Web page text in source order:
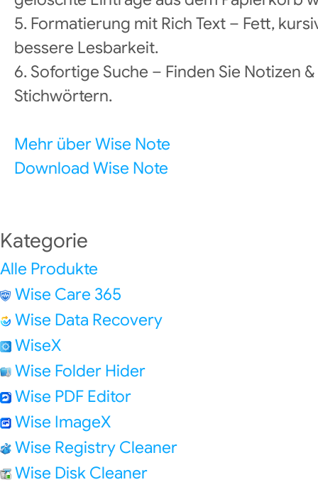
5. Formatierung mit Rich Text – Fett,
bessere Lesbarkeit.
6. Sofortige Suche – Finden Sie Notizen
Stichwörtern.
Mehr über Wise Note
Download Wise Note
Kategorie
Alle Produkte
Wise Care 365
Wise Data Recovery
WiseX
Wise Folder Hider
Wise PDF Editor
Wise ImageX
Wise Registry Cleaner
Wise Disk Cleaner